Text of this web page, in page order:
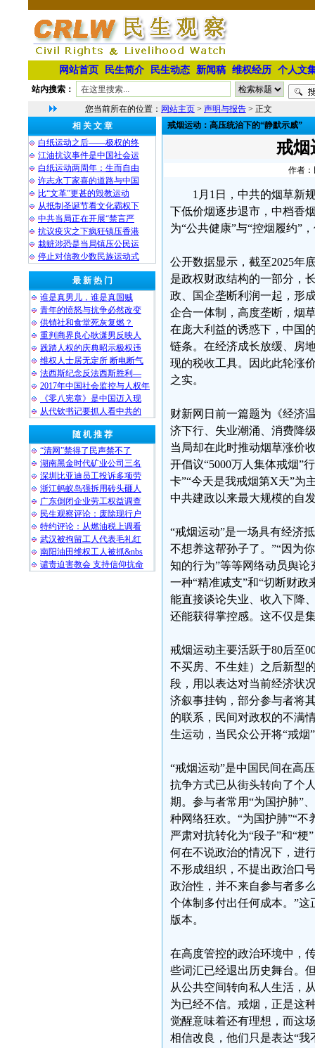
网站首页 民生简介 民生动态 新闻稿 维权经历 个人文
站内搜索：
您当前所在的位置： 网站主页 > 声明与报告 > 正文
相 关 文 章
白纸运动之后——极权的终
江油抗议事件是中国社会运
白纸运动两周年：生而自由
许志永丁家喜的道路与中国
比“文革”更甚的毁教运动
从抵制圣诞节看文化霸权下
中共当局正在开展“禁言严
抗议疫灾之下疯狂镇压香港
栽赃涉恐是当局镇压公民运
停止对信教少数民族运动式
最 新 热 门
谁是真男儿，谁是真国贼
青年的愤怒与抗争必然改变
供销社和食堂死灰复燃？
重判商界良心耿潇男反映人
践踏人权的庆典昭示极权违
维权人士居无定所 断电断气
法西斯纪念反法西斯胜利—
2017年中国社会监控与人权年
《零八宪章》是中国迈入现
从代钦书记要抓人看中共的
随 机 推 荐
“清网”禁得了民声禁不了
湖南黑金时代矿业公司三名
深圳比亚迪员工投诉多项劳
浙江蚂蚁岛强拆用砖头砸人
广东倒闭企业劳工权益调查
民生观察评论：废除现行户
特约评论：从燃油税上调看
武汉被拘留工人代表毛礼红
南阳油田维权工人被抓&nbs
谴责迫害教会 支持信仰抗命
戒烟运动：高压统治下的“静默示威”
戒烟
作者：
1月1日，中共的烟草新
下低价烟逐步退市，中档香
为“公共健康”与“控烟履约”
公开数据显示，截至2025年
是政权财政结构的一部分，
政、国企垄断利润一起，形
企合一体制，高度垄断，烟
在庞大利益的诱惑下，中国
链条。在经济成长放缓、房
现的税收工具。因此此轮涨
之实。
财新网日前一篇题为《经济
济下行、失业潮涌、消费降
当局却在此时推动烟草涨价
开倡议“5000万人集体戒烟”
卡”“今天是我戒烟第X天”为
中共建政以来最大规模的自
“戒烟运动”是一场具有经济
不想养这帮孙子了。”“因为
知的行为”等等网络动员舆
一种“精准减支”和“切断财
能直接谈论失业、收入下降
还能获得掌控感。这不仅是
戒烟运动主要活跃于80后至
不买房、不生娃）之后新型
段，用以表达对当前经济状
济叙事挂钩，部分参与者将
的联系，民间对政权的不满
生运动，当民众公开将“戒烟
“戒烟运动”是中国民间在高
抗争方式已从街头转向了个
期。参与者常用“为国护肺”
种网络狂欢。“为国护肺”“
严肃对抗转化为“段子”和“
何在不说政治的情况下，进
不形成组织，不提出政治口
政治性，并不来自参与者多
个体制多付出任何成本。”这
版本。
在高度管控的政治环境中，
些词汇已经退出历史舞台。
从公共空间转向私人生活，
为已经不信。戒烟，正是这
觉醒意味着还有理想，而这
相信改良，他们只是表达“